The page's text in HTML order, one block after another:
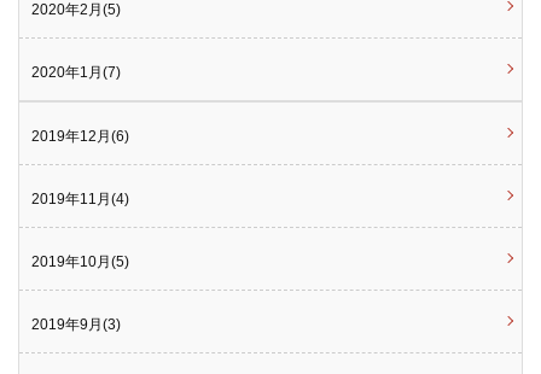
2020年2月(5)
2020年1月(7)
2019年12月(6)
2019年11月(4)
2019年10月(5)
2019年9月(3)